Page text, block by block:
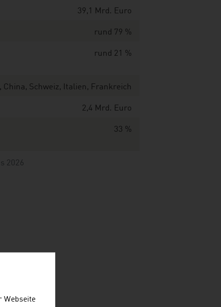
2026
39,1 Mrd. Euro
rund 79 %
rund 21 %
China, Schweiz, Italien, Frankreich
2,4 Mrd. Euro
33 %
Webseite